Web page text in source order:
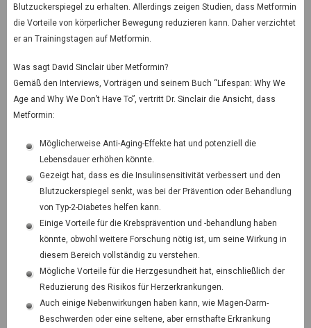
Blutzuckerspiegel zu erhalten. Allerdings zeigen Studien, dass Metformin
die Vorteile von körperlicher Bewegung reduzieren kann. Daher verzichtet
er an Trainingstagen auf Metformin.
Was sagt David Sinclair über Metformin?
Gemäß den Interviews, Vorträgen und seinem Buch “Lifespan: Why We
Age and Why We Don’t Have To”, vertritt Dr. Sinclair die Ansicht, dass
Metformin:
Möglicherweise Anti-Aging-Effekte hat und potenziell die
Lebensdauer erhöhen könnte.
Gezeigt hat, dass es die Insulinsensitivität verbessert und den
Blutzuckerspiegel senkt, was bei der Prävention oder Behandlung
von Typ-2-Diabetes helfen kann.
Einige Vorteile für die Krebsprävention und -behandlung haben
könnte, obwohl weitere Forschung nötig ist, um seine Wirkung in
diesem Bereich vollständig zu verstehen.
Mögliche Vorteile für die Herzgesundheit hat, einschließlich der
Reduzierung des Risikos für Herzerkrankungen.
Auch einige Nebenwirkungen haben kann, wie Magen-Darm-
Beschwerden oder eine seltene, aber ernsthafte Erkrankung